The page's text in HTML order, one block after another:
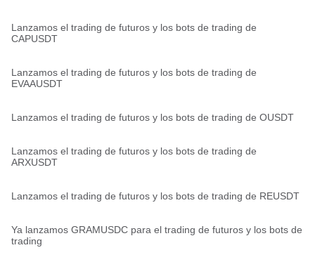
Lanzamos el trading de futuros y los bots de trading de
CAPUSDT
Lanzamos el trading de futuros y los bots de trading de
EVAAUSDT
Lanzamos el trading de futuros y los bots de trading de OUSDT
Lanzamos el trading de futuros y los bots de trading de
ARXUSDT
Lanzamos el trading de futuros y los bots de trading de REUSDT
Ya lanzamos GRAMUSDC para el trading de futuros y los bots de
trading